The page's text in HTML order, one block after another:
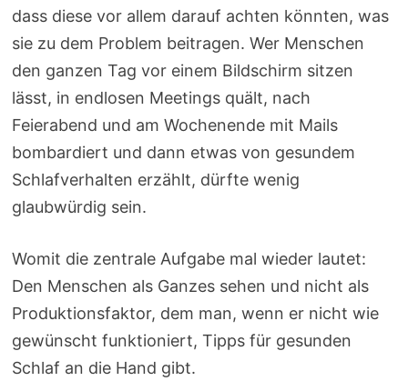
dass diese vor allem darauf achten könnten, was
sie zu dem Problem beitragen. Wer Menschen
den ganzen Tag vor einem Bildschirm sitzen
lässt, in endlosen Meetings quält, nach
Feierabend und am Wochenende mit Mails
bombardiert und dann etwas von gesundem
Schlafverhalten erzählt, dürfte wenig
glaubwürdig sein.
Womit die zentrale Aufgabe mal wieder lautet:
Den Menschen als Ganzes sehen und nicht als
Produktionsfaktor, dem man, wenn er nicht wie
gewünscht funktioniert, Tipps für gesunden
Schlaf an die Hand gibt.